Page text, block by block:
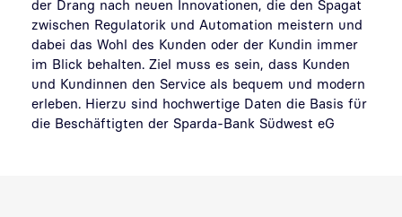
der Drang nach neuen Innovationen, die den Spagat
zwischen Regulatorik und Automation meistern und
dabei das Wohl des Kunden oder der Kundin immer
im Blick behalten. Ziel muss es sein, dass Kunden
und Kundinnen den Service als bequem und modern
erleben. Hierzu sind hochwertige Daten die Basis für
die Beschäftigten der Sparda-Bank Südwest eG